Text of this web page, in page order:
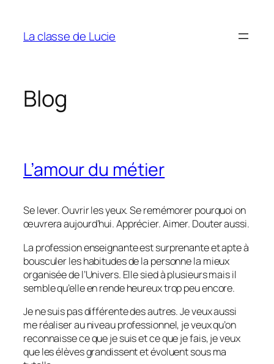
contenu
La classe de Lucie
Blog
L’amour du métier
Se lever. Ouvrir les yeux. Se remémorer pourquoi on
œuvrera aujourd’hui. Apprécier. Aimer. Douter aussi.
La profession enseignante est surprenante et apte à
bousculer les habitudes de la personne la mieux
organisée de l’Univers. Elle sied à plusieurs mais il
semble qu’elle en rende heureux trop peu encore.
Je ne suis pas différente des autres. Je veux aussi
me réaliser au niveau professionnel, je veux qu’on
reconnaisse ce que je suis et ce que je fais, je veux
que les élèves grandissent et évoluent sous ma